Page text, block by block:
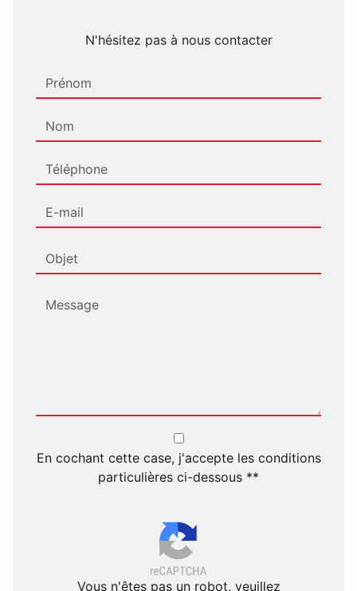
N'hésitez pas à nous contacter
En cochant cette case, j'accepte les conditions
particulières ci-dessous **
Vous n'êtes pas un robot, veuillez